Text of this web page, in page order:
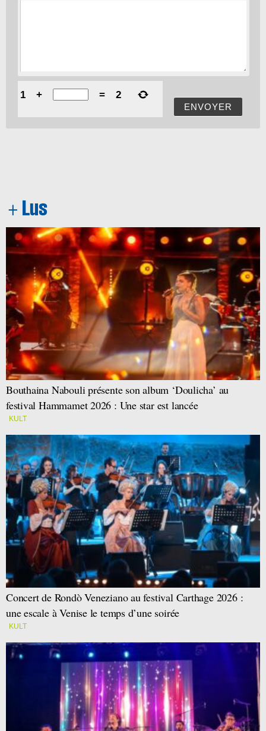
ENVOYER
1 + = 2
Bouthaina Nabouli présente son album ‘Doulicha’ au
festival Hammamet 2026 : Une star est lancée
KULT
Concert de Rondò Veneziano au festival Carthage 2026 :
une escale à Venise le temps d’une soirée
KULT